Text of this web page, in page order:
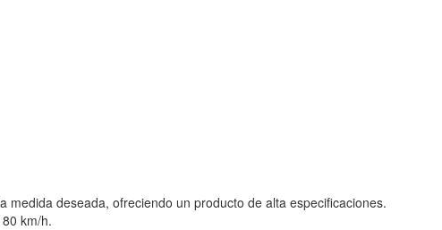
deseada, ofreciendo un producto de alta especificaciones.
km/h.